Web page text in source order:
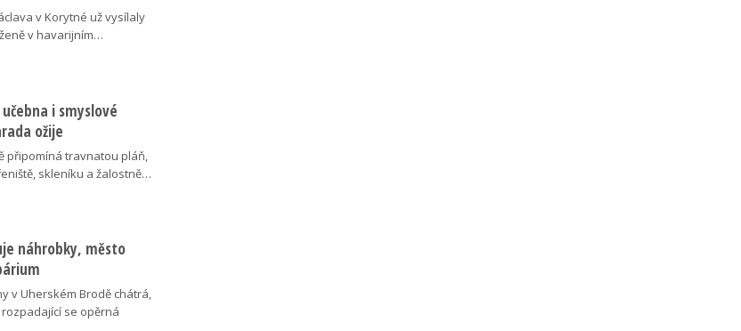
v Korytné už vysílaly
v havarijním…
i smyslové
ožije
připomíná travnatou pláň,
skleníku a žalostně…
náhrobky, město
v Uherském Brodě chátrá,
se opěrná